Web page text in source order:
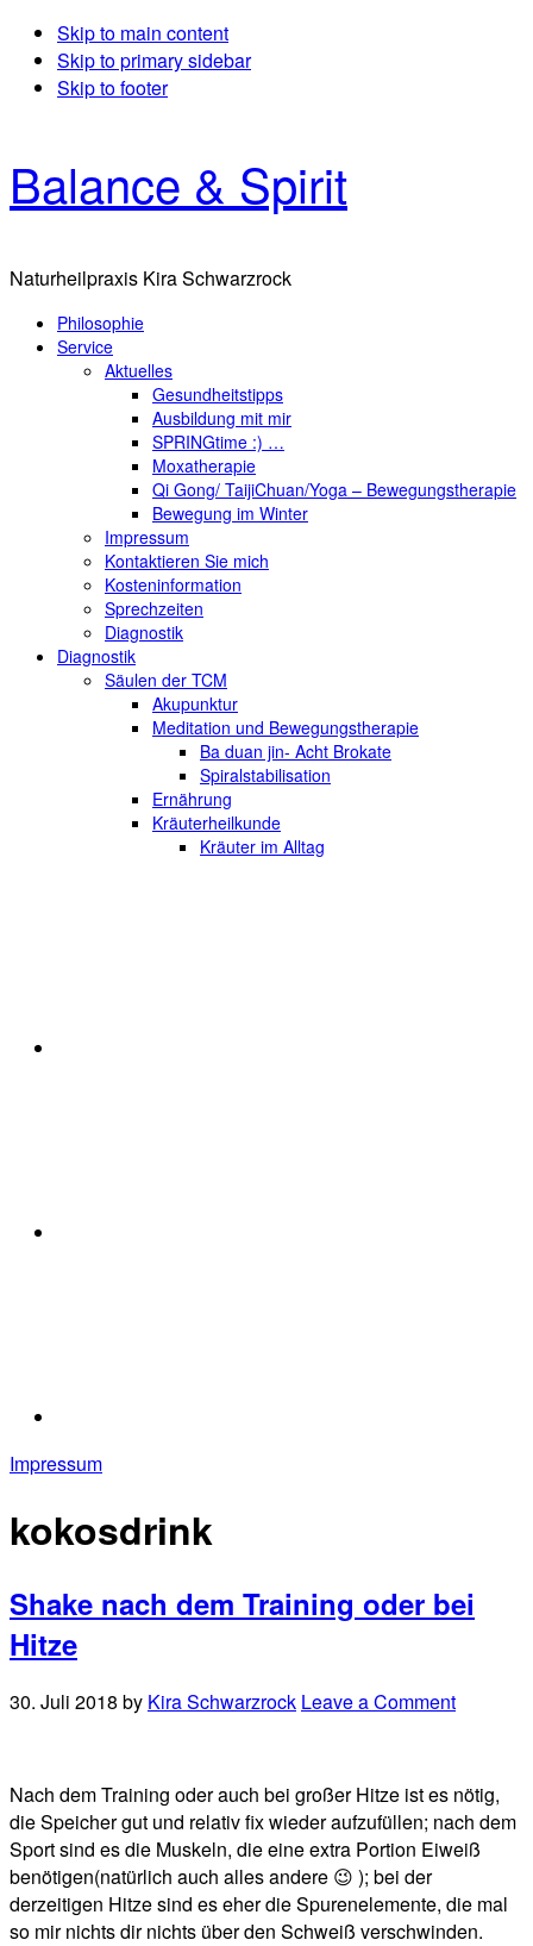
Skip to main content
Skip to primary sidebar
Skip to footer
Balance & Spirit
Naturheilpraxis Kira Schwarzrock
Philosophie
Service
Aktuelles
Gesundheitstipps
Ausbildung mit mir
SPRINGtime :) …
Moxatherapie
Qi Gong/ TaijiChuan/Yoga – Bewegungstherapie
Bewegung im Winter
Impressum
Kontaktieren Sie mich
Kosteninformation
Sprechzeiten
Diagnostik
Diagnostik
Säulen der TCM
Akupunktur
Meditation und Bewegungstherapie
Ba duan jin- Acht Brokate
Spiralstabilisation
Ernährung
Kräuterheilkunde
Kräuter im Alltag
Impressum
kokosdrink
Shake nach dem Training oder bei
Hitze
30. Juli 2018 by Kira Schwarzrock Leave a Comment
Nach dem Training oder auch bei großer Hitze ist es nötig,
die Speicher gut und relativ fix wieder aufzufüllen; nach dem
Sport sind es die Muskeln, die eine extra Portion Eiweiß
benötigen(natürlich auch alles andere 😉 ); bei der
derzeitigen Hitze sind es eher die Spurenelemente, die mal
so mir nichts dir nichts über den Schweiß verschwinden.